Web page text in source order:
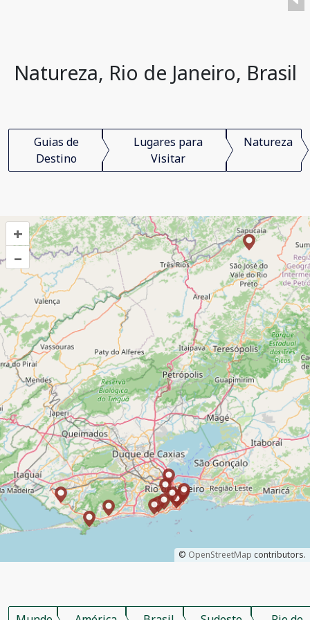
Natureza, Rio de Janeiro, Brasil
Guias de
Destino
Lugares para
Visitar
Natureza
+
–
© OpenStreetMap contributors.